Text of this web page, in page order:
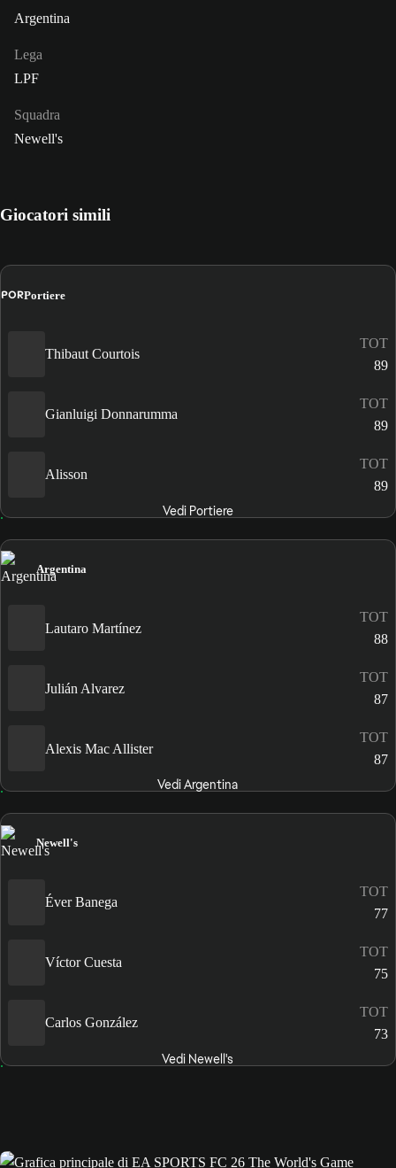
Argentina
Lega
LPF
Squadra
Newell's
Giocatori simili
PORPortiere
Thibaut Courtois
TOT
89
Gianluigi Donnarumma
TOT
89
Alisson
TOT
89
Vedi Portiere
Argentina
Lautaro Martínez
TOT
88
Julián Alvarez
TOT
87
Alexis Mac Allister
TOT
87
Vedi Argentina
Newell's
Éver Banega
TOT
77
Víctor Cuesta
TOT
75
Carlos González
TOT
73
Vedi Newell's